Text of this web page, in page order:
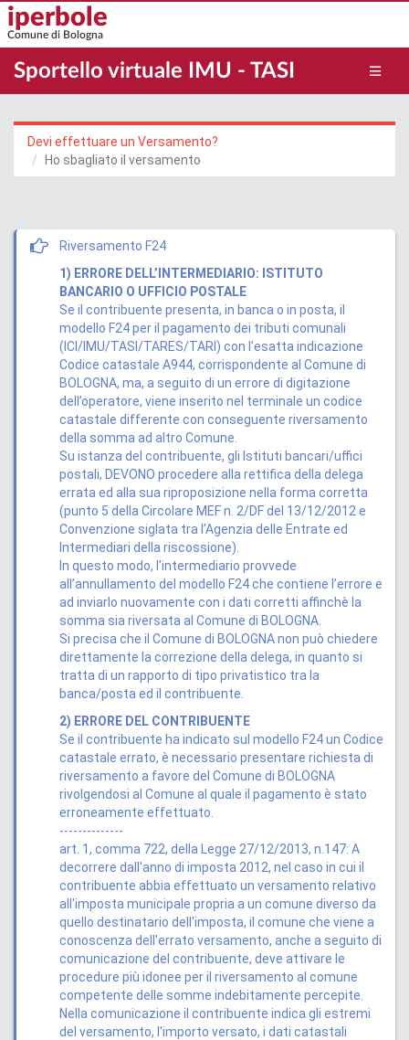
Salta
al
contenuto
principale
iperbole
Comune di Bologna
Sportello virtuale IMU - TASI
Devi effettuare un Versamento?
Ho sbagliato il versamento
Riversamento F24
1) ERRORE DELL’INTERMEDIARIO: ISTITUTO
BANCARIO O UFFICIO POSTALE
Se il contribuente presenta, in banca o in posta, il
modello F24 per il pagamento dei tributi comunali
(ICI/IMU/TASI/TARES/TARI) con l’esatta indicazione
Codice catastale A944, corrispondente al Comune di
BOLOGNA, ma, a seguito di un errore di digitazione
dell’operatore, viene inserito nel terminale un codice
catastale differente con conseguente riversamento
della somma ad altro Comune.
Su istanza del contribuente, gli Istituti bancari/uffici
postali, DEVONO procedere alla rettifica della delega
errata ed alla sua riproposizione nella forma corretta
(punto 5 della Circolare MEF n. 2/DF del 13/12/2012 e
Convenzione siglata tra l’Agenzia delle Entrate ed
Intermediari della riscossione).
In questo modo, l’intermediario provvede
all’annullamento del modello F24 che contiene l’errore e
ad inviarlo nuovamente con i dati corretti affinchè la
somma sia riversata al Comune di BOLOGNA.
Si precisa che il Comune di BOLOGNA non può chiedere
direttamente la correzione della delega, in quanto si
tratta di un rapporto di tipo privatistico tra la
banca/posta ed il contribuente.
2) ERRORE DEL CONTRIBUENTE​
Se il contribuente ha indicato sul modello F24 un Codice
catastale errato, è necessario presentare richiesta di
riversamento a favore del Comune di BOLOGNA
rivolgendosi al Comune al quale il pagamento è stato
erroneamente effettuato.​
--------------​
art. 1, comma 722, della Legge 27/12/2013, n.147: A
decorrere dall'anno di imposta 2012, nel caso in cui il
contribuente abbia effettuato un versamento relativo
all'imposta municipale propria a un comune diverso da
quello destinatario dell'imposta, il comune che viene a
conoscenza dell'errato versamento, anche a seguito di
comunicazione del contribuente, deve attivare le
procedure più idonee per il riversamento al comune
competente delle somme indebitamente percepite.
Nella comunicazione il contribuente indica gli estremi
del versamento, l'importo versato, i dati catastali